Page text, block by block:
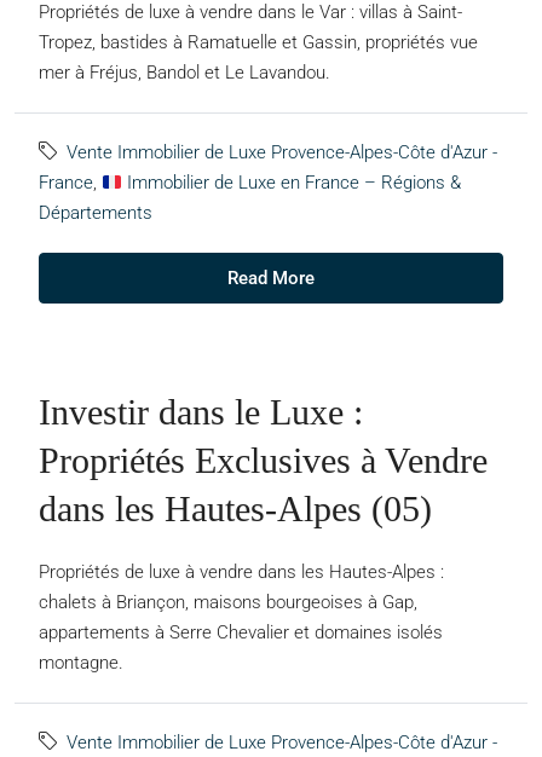
Propriétés de luxe à vendre dans le Var : villas à Saint-
Tropez, bastides à Ramatuelle et Gassin, propriétés vue
mer à Fréjus, Bandol et Le Lavandou.
Vente Immobilier de Luxe Provence-Alpes-Côte d'Azur -
France,
Immobilier de Luxe en France – Régions &
Départements
Read More
Investir dans le Luxe :
Propriétés Exclusives à Vendre
dans les Hautes-Alpes (05)
Propriétés de luxe à vendre dans les Hautes-Alpes :
chalets à Briançon, maisons bourgeoises à Gap,
appartements à Serre Chevalier et domaines isolés
montagne.
Vente Immobilier de Luxe Provence-Alpes-Côte d'Azur -